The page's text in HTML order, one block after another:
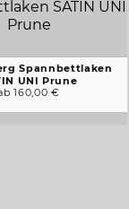
Spannbettlaken
UNI Prune
160,00 €